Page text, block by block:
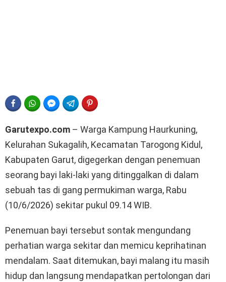
FACEBOOKWHATSAPPFACEBOOK MESSENGER
TELEGRAM
Garutexpo.com – Warga Kampung Haurkuning,
Kelurahan Sukagalih, Kecamatan Tarogong Kidul,
Kabupaten Garut, digegerkan dengan penemuan
seorang bayi laki-laki yang ditinggalkan di dalam
sebuah tas di gang permukiman warga, Rabu
(10/6/2026) sekitar pukul 09.14 WIB.
Penemuan bayi tersebut sontak mengundang
perhatian warga sekitar dan memicu keprihatinan
mendalam. Saat ditemukan, bayi malang itu masih
hidup dan langsung mendapatkan pertolongan dari